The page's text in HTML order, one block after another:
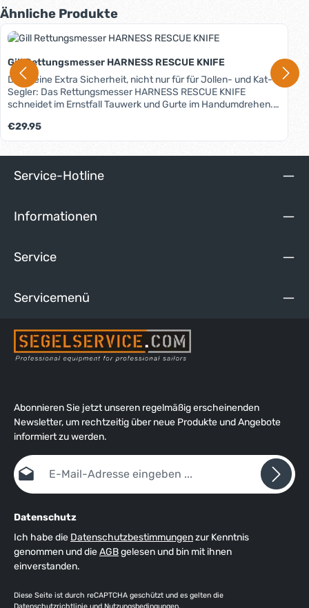
Produktgalerie überspringen
Ähnliche Produkte
Gill Rettungsmesser HARNESS RESCUE KNIFE
Das kleine Extra Sicherheit, nicht nur für für Jollen- und Kat-
Segler: Das Rettungsmesser HARNESS RESCUE KNIFE
schneidet im Ernstfall Tauwerk und Gurte im Handumdrehen.
Tasche (z.B. an der Schwimmweste) passt. Oder Sie
befestigen es mit der beiliegenden Nylontasche an einem Gurt
der Weste oder der Trapezhose. So ist es immer griffbereit.
Edelstahl, Gurt- und Tauwerkschneider mit Sägezahnklinge,
Nylontasche.
Regulärer Preis:
€29.95
Service-Hotline
Informationen
Service
Servicemenü
Abonnieren Sie jetzt unseren regelmäßig erscheinenden
Newsletter, um rechtzeitig über neue Produkte und Angebote
informiert zu werden.
E-Mail-Adresse*
Datenschutz
Ich habe die Datenschutzbestimmungenzur Kenntnis
genommen und dieAGBgelesen und bin mit ihnen
einverstanden.
Diese Seite ist durch reCAPTCHA geschützt und es gelten die